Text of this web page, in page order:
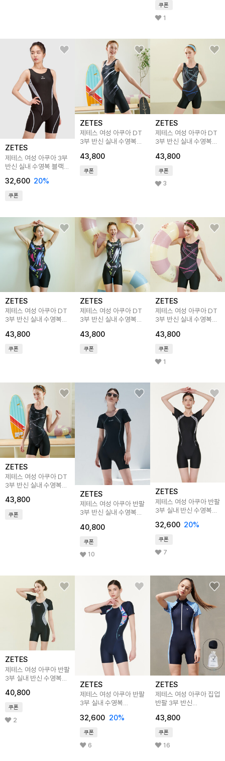
쿠폰
1
ZETES
제테스 여성 아쿠아 3부
반신 실내 수영복 블랙
32,600 20%
쿠폰
ZETES
제테스 여성 아쿠아 DT
3부 반신 실내 수영복
L_9A3316
43,800
쿠폰
ZETES
제테스 여성 아쿠아 DT
3부 반신 실내 수영복
43,800
쿠폰
3
ZETES
제테스 여성 아쿠아 DT
3부 반신 실내 수영복
43,800
쿠폰
ZETES
제테스 여성 아쿠아 DT
3부 반신 실내 수영복
43,800
쿠폰
ZETES
제테스 여성 아쿠아 DT
3부 반신 실내 수영복
43,800
쿠폰
1
ZETES
제테스 여성 아쿠아 DT
3부 반신 실내 수영복
43,800
쿠폰
ZETES
제테스 여성 아쿠아 반팔
3부 반신 실내 수영복
40,800
쿠폰
10
ZETES
제테스 여성 아쿠아 반팔
3부 실내 반신 수영복
32,600 20%
쿠폰
7
ZETES
제테스 여성 아쿠아 반팔
3부 실내 반신 수영복
40,800
쿠폰
2
ZETES
제테스 여성 아쿠아 반팔
3부 실내 수영복
32,600 20%
쿠폰
6
ZETES
제테스 여성 아쿠아 집업
반팔 3부 반신
L_4A936
43,800
쿠폰
16